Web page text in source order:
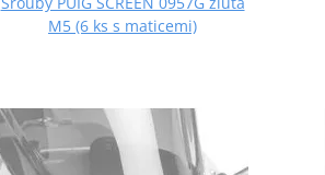
M5 (6 ks s maticemi)